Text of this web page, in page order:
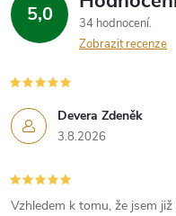
s 5,0
34 hodnocení
Zobrazit recenze
Devera Zdeněk
3.8.2026
Vzhledem k tomu, že jsem